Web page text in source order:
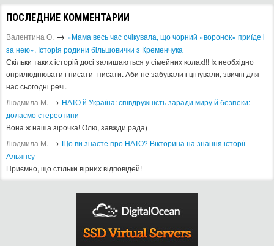
ПОСЛЕДНИЕ КОММЕНТАРИИ
Валентина О. → «Мама весь час очікувала, що чорний «воронок» приїде і
за нею». Історія родини більшовички з Кременчука
Скільки таких історій досі залишаються у сімейних колах!!! Іх необхідно
оприлюднювати і писати- писати. Аби не забували і цінували, звичні для
нас сьогодні речі.
Людмила М. → ​НАТО й Україна: співдружність заради миру й безпеки:
долаємо стереотипи
Вона ж наша зірочка! Олю, завжди рада)
Людмила М. → Що ви знаєте про НАТО? Вікторина на знання історії
Альянсу ​
Приємно, що стільки вірних відповідей!